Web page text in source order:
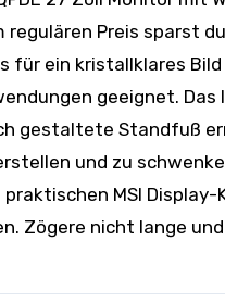
regulären Preis sparst
für ein kristallklares
geeignet. Das
gestaltete Standfuß
und zu
MSI Display-
Zögere nicht lange